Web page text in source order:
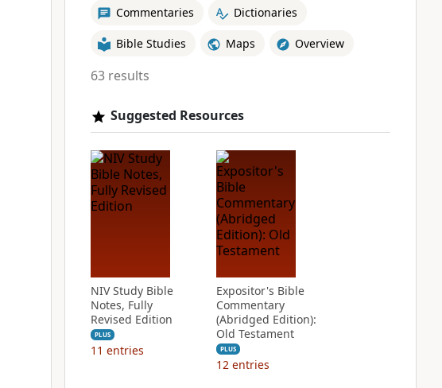
Commentaries Dictionaries
Bible Studies Maps Overview
63 results
Suggested Resources
NIV Study Bible
Notes, Fully
Revised Edition
PLUS
11 entries
Expositor's Bible
Commentary
(Abridged Edition):
Old Testament
PLUS
12 entries